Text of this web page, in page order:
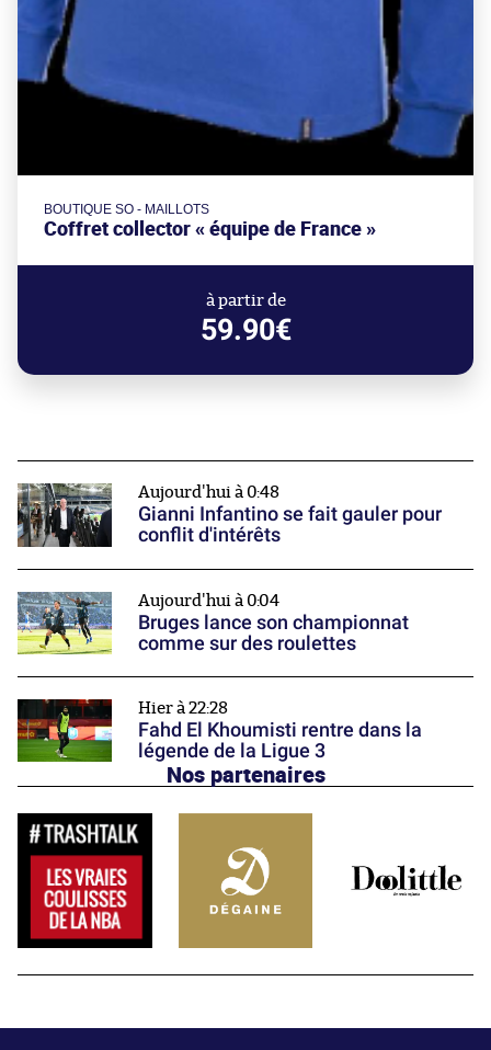
BOUTIQUE SO - MAILLOTS
Coffret collector « équipe de France »
à partir de
59.90€
Aujourd'hui à 0:48
Gianni Infantino se fait gauler pour
conflit d'intérêts
Aujourd'hui à 0:04
Bruges lance son championnat
comme sur des roulettes
Hier à 22:28
Fahd El Khoumisti rentre dans la
légende de la Ligue 3
Nos partenaires